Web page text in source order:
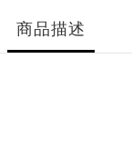
商品描述